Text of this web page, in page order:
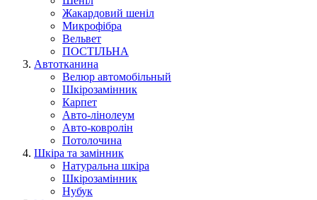
Жакардовий шеніл
Микрофібра
Вельвет
ПОСТІЛЬНА
Автотканина
Велюр автомобільный
Шкірозамінник
Карпет
Авто-лінолеум
Авто-ковролін
Потолочина
Шкіра та замінник
Натуральна шкіра
Шкірозамінник
Нубук